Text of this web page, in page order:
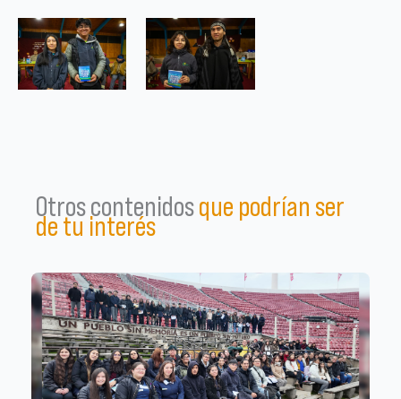
Otros contenidosque podrían ser
de tu interés